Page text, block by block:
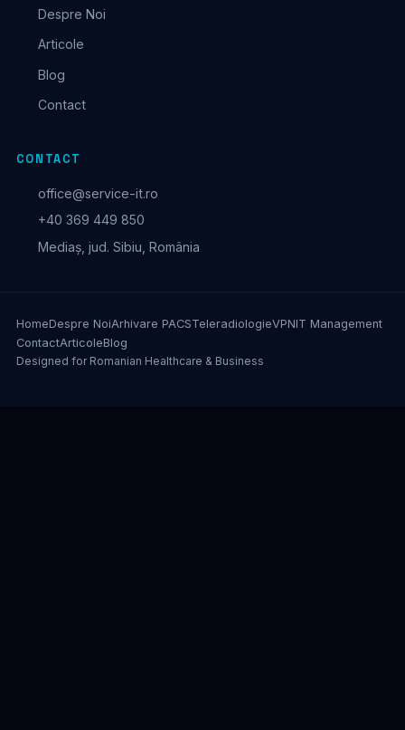
Despre Noi
Articole
Blog
Contact
CONTACT
office@service-it.ro
+40 369 449 850
Mediaș, jud. Sibiu, România
HomeDespre NoiArhivare PACSTeleradiologieVPNIT Management
ContactArticoleBlog
Designed for Romanian Healthcare & Business